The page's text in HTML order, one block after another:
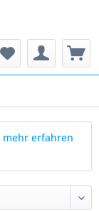
mehr erfahren